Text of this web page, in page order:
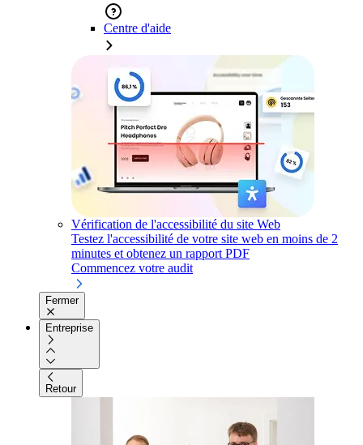
Centre d'aide
Vérification de l'accessibilité du site Web
Testez l'accessibilité de votre site web en moins de 2
minutes et obtenez un rapport PDF
Commencez votre audit
Fermer
Entreprise
Retour